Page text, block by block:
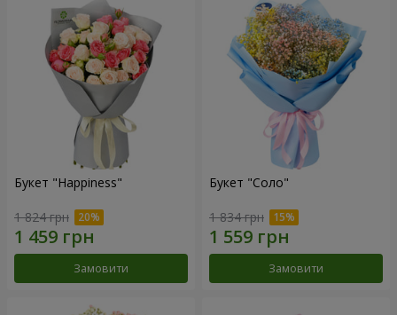
Букет "Happiness"
1 824 грн
Замовити
Букет "Соло"
1 834 грн
Замовити